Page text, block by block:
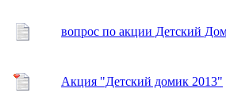
вопрос по акции Детский
Акция "Детский домик 2013"